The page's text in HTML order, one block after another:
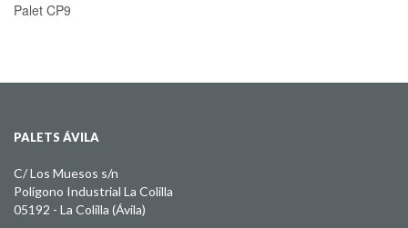
Palet CP9
PALETS ÁVILA
C/ Los Muesos s/n
Polígono Industrial La Colilla
05192 - La Colilla (Ávila)